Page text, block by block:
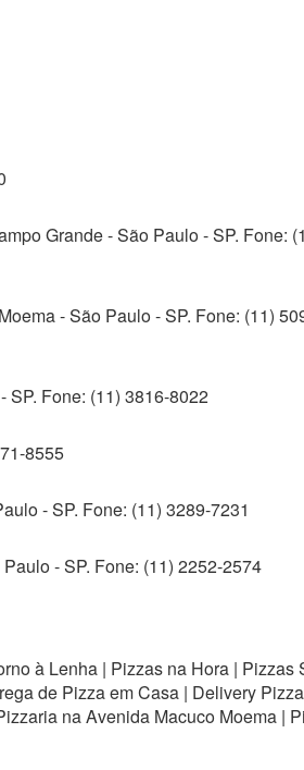
Grande - São Paulo - SP. Fone:
- São Paulo - SP. Fone: (11)
Fone: (11) 3816-8022
8555
- SP. Fone: (11) 3289-7231
- SP. Fone: (11) 2252-2574
à Lenha | Pizzas na Hora |
de Pizza em Casa | Delivery
na Avenida Macuco Moema |